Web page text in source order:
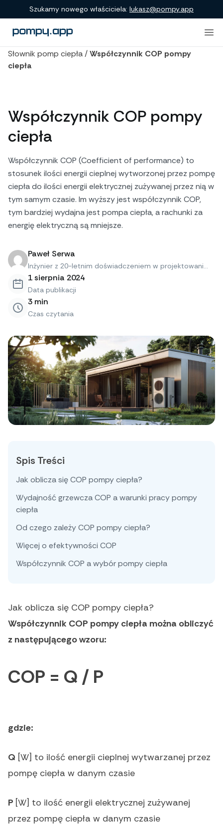
Szukamy nowego właściciela: lukasz@pompy.app
Słownik pomp ciepła /Współczynnik COP pompy
ciepła
Współczynnik COP pompy
ciepła
Współczynnik COP (Coefficient of performance) to
stosunek ilości energii cieplnej wytworzonej przez pompę
ciepła do ilości energii elektrycznej zużywanej przez nią w
tym samym czasie. Im wyższy jest współczynnik COP,
tym bardziej wydajna jest pompa ciepła, a rachunki za
energię elektryczną są mniejsze.
Paweł Serwa
Inżynier z 20-letnim doświadczeniem w projektowani...
1 sierpnia 2024
Data publikacji
3 min
Czas czytania
Jak oblicza się COP pompy ciepła?
Współczynnik COP pompy ciepła można obliczyć
z następującego wzoru:
COP = Q / P
gdzie:
Q [W] to ilość energii cieplnej wytwarzanej przez
pompę ciepła w danym czasie
P [W] to ilość energii elektrycznej zużywanej
przez pompę ciepła w danym czasie
Spis Treści
Jak oblicza się COP pompy ciepła?
Wydajność grzewcza COP a warunki pracy pompy
ciepła
Od czego zależy COP pompy ciepła?
Więcej o efektywności COP
Współczynnik COP a wybór pompy ciepła